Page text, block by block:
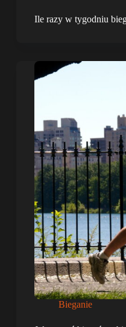
Ile razy w tygodniu
Bieganie